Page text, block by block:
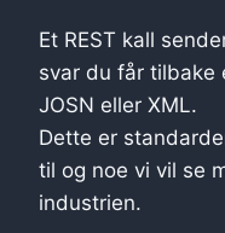
Et REST kall
svar du får tilbake
JOSN eller XML.
Dette er
til og noe vi vil se
industrien.